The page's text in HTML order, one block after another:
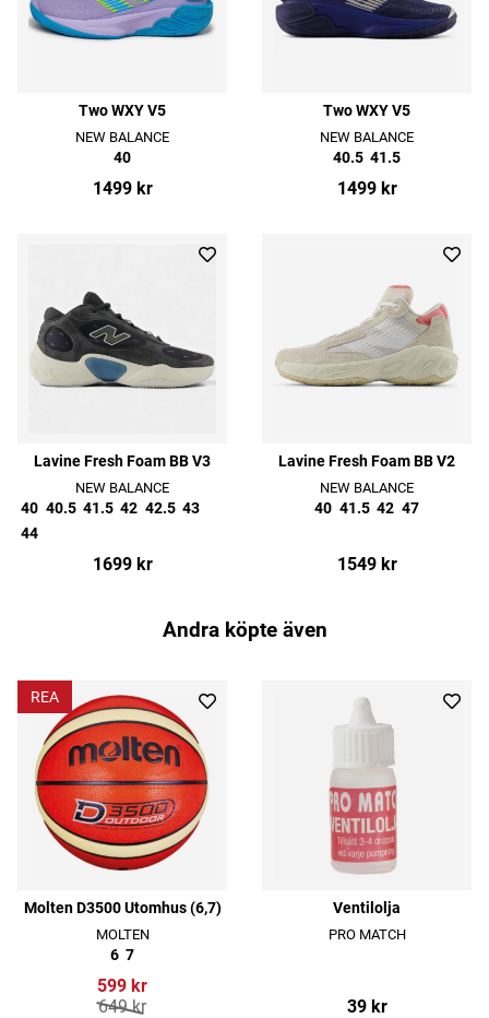
Two WXY V5
NEW BALANCE
40
1499 kr
Two WXY V5
NEW BALANCE
40.5 41.5
1499 kr
Lavine Fresh Foam BB V3
NEW BALANCE
40 40.5 41.5 42 42.5 43
44
1699 kr
Lavine Fresh Foam BB V2
NEW BALANCE
40 41.5 42 47
1549 kr
Andra köpte även
REA
Molten D3500 Utomhus (6,7)
MOLTEN
6 7
599 kr
649 kr
Ventilolja
PRO MATCH
39 kr